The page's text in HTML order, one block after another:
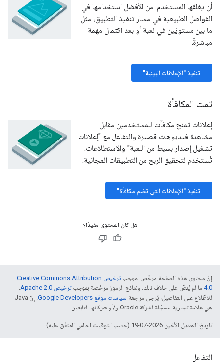
أن يغلقها المستخدم. من الأفضل استخدامها في
الفواصل الطبيعية في مسار تنفيذ التطبيق، مثل
ما بين مستويَين في لعبة أو بعد اكتمال مهمة
مباشرةً.
تنفيذ "الإعلانات البينية"
تمت المكافأة
إعلانات تمنح مكافآت للمستخدمين مقابل
مشاهدة فيديوهات قصيرة والتفاعل مع "إعلانات
تشغيل إصدار بسيط من اللعبة" والاستطلاعات.
تُستخدم لتحقيق الربح من التطبيقات المجانية.
تنفيذ "الإعلانات التي تضم مكافأة"
هل كان المحتوى مفيدًا؟
إنّ محتوى هذه الصفحة مرخّص بموجب
ترخيص Creative Commons Attribution
4.0‏ ما لم يُنصّ على خلاف ذلك، ونماذج الرموز مرخّصة بموجبترخيص Apache 2.0‏
.
للاطّلاع على التفاصيل، يُرجى مراجعة سياسات موقع Google Developers‏
. إنّ Java
هي علامة تجارية مسجَّلة لشركة Oracle و/أو شركائها التابعين.
تاريخ التعديل الأخير: 2026-07-19 (حسب التوقيت العالمي المتفَّق عليه)
التفاعل